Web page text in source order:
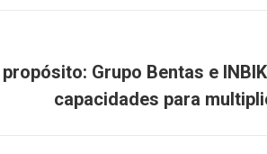
Grupo Bentas e
capacidades para